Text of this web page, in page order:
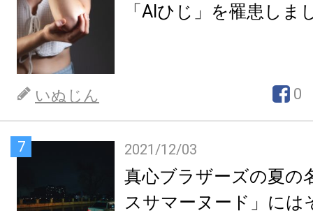
「AIひじ」を罹患しま
いぬじん 0
7 2021/12/03
真心ブラザーズの夏の
スサマーヌード」には